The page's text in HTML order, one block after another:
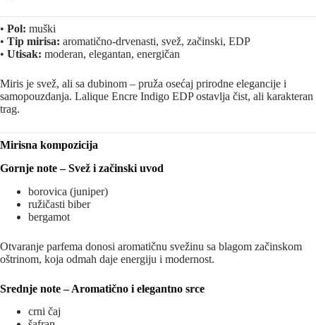
• Pol: muški
• Tip mirisa: aromatično-drvenasti, svež, začinski, EDP
• Utisak: moderan, elegantan, energičan
Miris je svež, ali sa dubinom – pruža osećaj prirodne elegancije i
samopouzdanja. Lalique Encre Indigo EDP ostavlja čist, ali karakteran
trag.
Mirisna kompozicija
Gornje note – Svež i začinski uvod
borovica (juniper)
ružičasti biber
bergamot
Otvaranje parfema donosi aromatičnu svežinu sa blagom začinskom
oštrinom, koja odmah daje energiju i modernost.
Srednje note – Aromatično i elegantno srce
crni čaj